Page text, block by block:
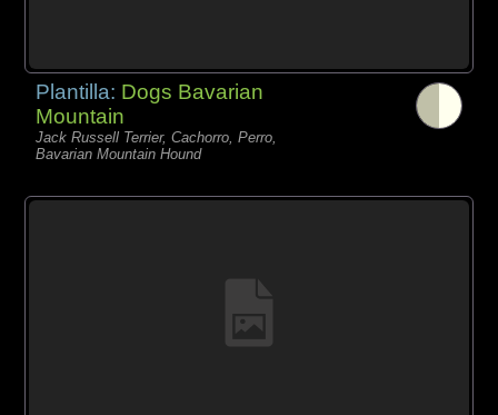
Plantilla: Dogs Bavarian
Mountain
Jack Russell Terrier, Cachorro, Perro,
Bavarian Mountain Hound